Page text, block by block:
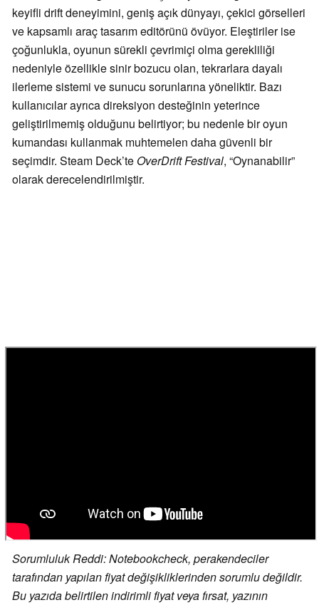
keyifli drift deneyimini, geniş açık dünyayı, çekici görselleri
ve kapsamlı araç tasarım editörünü övüyor. Eleştiriler ise
çoğunlukla, oyunun sürekli çevrimiçi olma gerekliliği
nedeniyle özellikle sinir bozucu olan, tekrarlara dayalı
ilerleme sistemi ve sunucu sorunlarına yöneliktir. Bazı
kullanıcılar ayrıca direksiyon desteğinin yeterince
geliştirilmemiş olduğunu belirtiyor; bu nedenle bir oyun
kumandası kullanmak muhtemelen daha güvenli bir
seçimdir. Steam Deck’te OverDrift Festival, “Oynanabilir”
olarak derecelendirilmiştir.
Sorumluluk Reddi: Notebookcheck, perakendeciler
tarafından yapılan fiyat değişikliklerinden sorumlu değildir.
Bu yazıda belirtilen indirimli fiyat veya fırsat, yazının